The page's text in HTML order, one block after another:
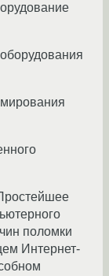
поломки
Интернет-